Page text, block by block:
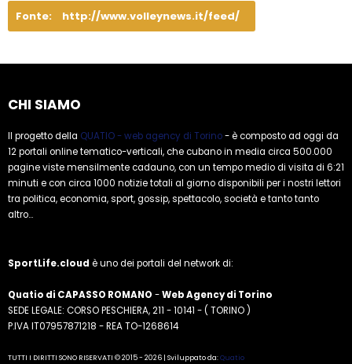
Fonte: http://www.volleynews.it/feed/
CHI SIAMO
Il progetto della QUATIO - web agency di Torino- è composto ad oggi da
12 portali online tematico-verticali, che cubano in media circa 500.000
pagine viste mensilmente cadauno, con un tempo medio di visita di 6:21
minuti e con circa 1000 notizie totali al giorno disponibili per i nostri lettori
tra politica, economia, sport, gossip, spettacolo, società e tanto tanto
altro...
SportLife.cloud è uno dei portali del network di:
Quatio di CAPASSO ROMANO -Web Agency di Torino
SEDE LEGALE: CORSO PESCHIERA, 211 - 10141 - ( TORINO )
P.IVA IT07957871218 - REA TO-1268614
TUTTI I DIRITTI SONO RISERVATI © 2015 - 2026 | Sviluppato da:Quatio